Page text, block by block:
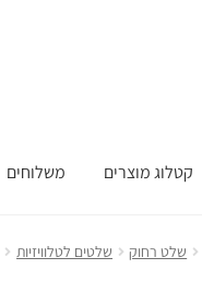
קטלוג מוצרים משלוחים
שלט רחוק שלטים לטלוויזיות